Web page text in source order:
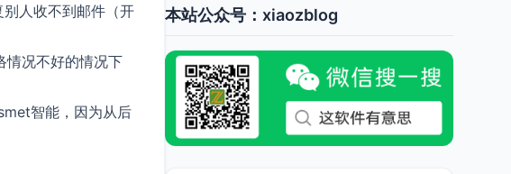
人收不到邮件（开
情况不好的情况下
智能，因为从后
本站公众号：xiaozblog